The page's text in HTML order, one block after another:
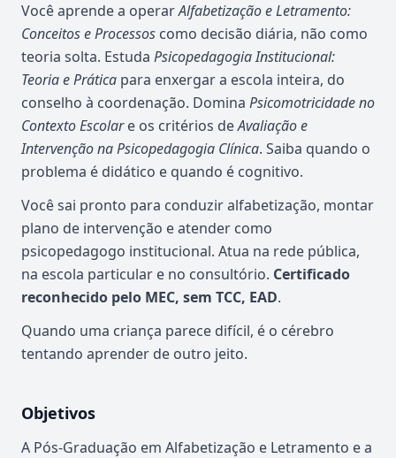
Você aprende a operarAlfabetização e Letramento:
Conceitos e Processos como decisão diária, não como
teoria solta. Estuda Psicopedagogia Institucional:
Teoria e Prática para enxergar a escola inteira, do
conselho à coordenação. Domina Psicomotricidade no
Contexto Escolare os critérios deAvaliação e
Intervenção na Psicopedagogia Clínica. Saiba quando o
problema é didático e quando é cognitivo.
Você sai pronto para conduzir alfabetização, montar
plano de intervenção e atender como
psicopedagogo institucional. Atua na rede pública,
na escola particular e no consultório. Certificado
reconhecido pelo MEC, sem TCC, EAD.
Quando uma criança parece difícil, é o cérebro
tentando aprender de outro jeito.
Objetivos
A Pós-Graduação em Alfabetização e Letramento e a